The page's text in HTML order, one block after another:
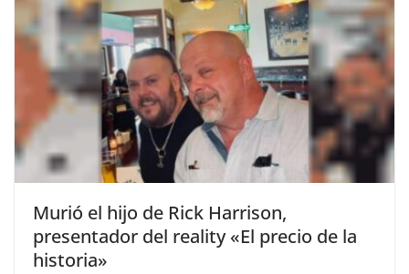
Murió el hijo de Rick Harrison,
presentador del reality «El precio de la
historia»